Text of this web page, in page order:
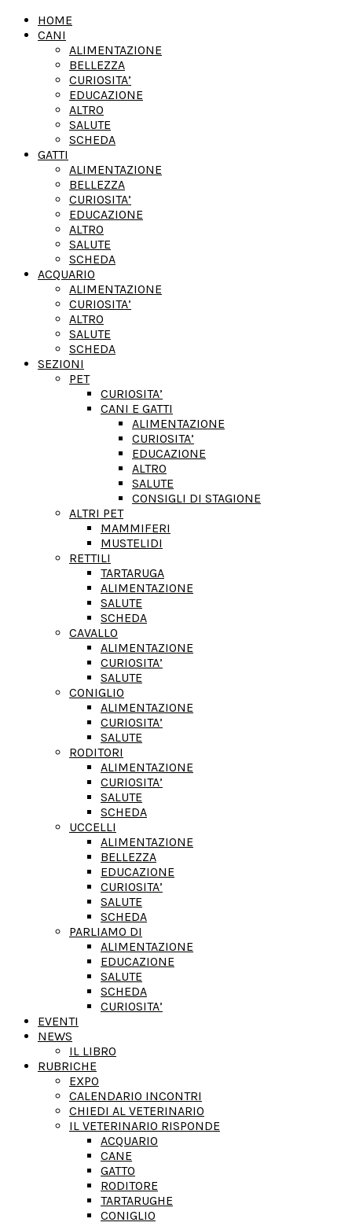
HOME
CANI
ALIMENTAZIONE
BELLEZZA
CURIOSITA’
EDUCAZIONE
ALTRO
SALUTE
SCHEDA
GATTI
ALIMENTAZIONE
BELLEZZA
CURIOSITA’
EDUCAZIONE
ALTRO
SALUTE
SCHEDA
ACQUARIO
ALIMENTAZIONE
CURIOSITA’
ALTRO
SALUTE
SCHEDA
SEZIONI
PET
CURIOSITA’
CANI E GATTI
ALIMENTAZIONE
CURIOSITA’
EDUCAZIONE
ALTRO
SALUTE
CONSIGLI DI STAGIONE
ALTRI PET
MAMMIFERI
MUSTELIDI
RETTILI
TARTARUGA
ALIMENTAZIONE
SALUTE
SCHEDA
CAVALLO
ALIMENTAZIONE
CURIOSITA’
SALUTE
CONIGLIO
ALIMENTAZIONE
CURIOSITA’
SALUTE
RODITORI
ALIMENTAZIONE
CURIOSITA’
SALUTE
SCHEDA
UCCELLI
ALIMENTAZIONE
BELLEZZA
EDUCAZIONE
CURIOSITA’
SALUTE
SCHEDA
PARLIAMO DI
ALIMENTAZIONE
EDUCAZIONE
SALUTE
SCHEDA
CURIOSITA’
EVENTI
NEWS
IL LIBRO
RUBRICHE
EXPO
CALENDARIO INCONTRI
CHIEDI AL VETERINARIO
IL VETERINARIO RISPONDE
ACQUARIO
CANE
GATTO
RODITORE
TARTARUGHE
CONIGLIO